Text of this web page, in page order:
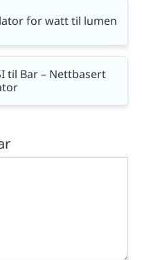
for watt til lumen
til Bar – Nettbasert